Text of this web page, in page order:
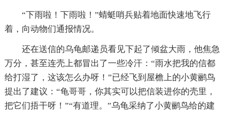
“下雨啦！下雨啦！”蜻蜓哨兵贴着地面快速地飞行
着，向动物们通报情况。
还在送信的乌龟邮递员看见下起了倾盆大雨，他焦急
万分，甚至连壳上都冒出了一些冷汗：“雨水把我的信都
给打湿了，这该怎么办呀！”已经飞到屋檐上的小黄鹂鸟
提出了建议：“龟哥哥，你其实可以把信装进你的壳里，
把它们捂干呀！”“有道理。”乌龟采纳了小黄鹂鸟给的建